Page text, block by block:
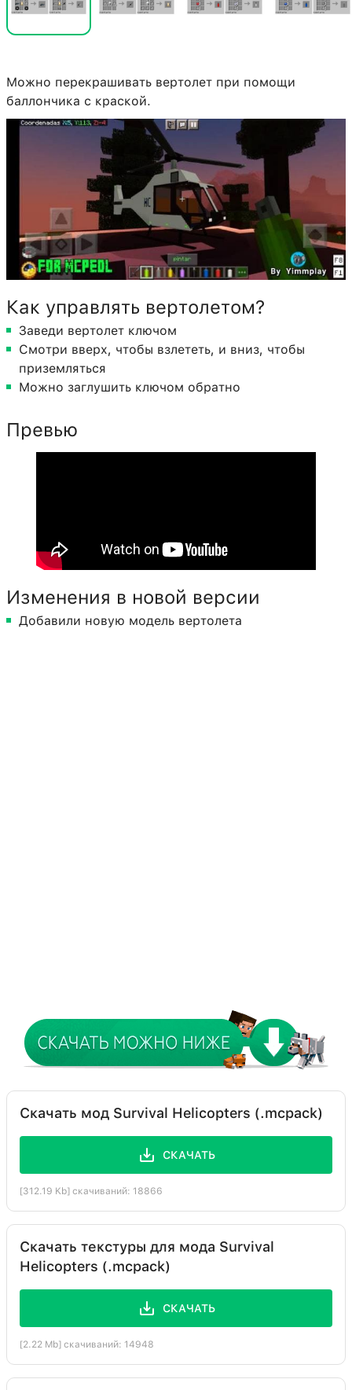
Можно перекрашивать вертолет при помощи
баллончика с краской.
Как управлять вертолетом?
Заведи вертолет ключом
Смотри вверх, чтобы взлететь, и вниз, чтобы
приземляться
Можно заглушить ключом обратно
Превью
Изменения в новой версии
Добавили новую модель вертолета
Скачать мод Survival Helicopters (.mcpack)
СКАЧАТЬ
[312.19 Kb] скачиваний: 18866
Скачать текстуры для мода Survival
Helicopters (.mcpack)
СКАЧАТЬ
[2.22 Mb] скачиваний: 14948